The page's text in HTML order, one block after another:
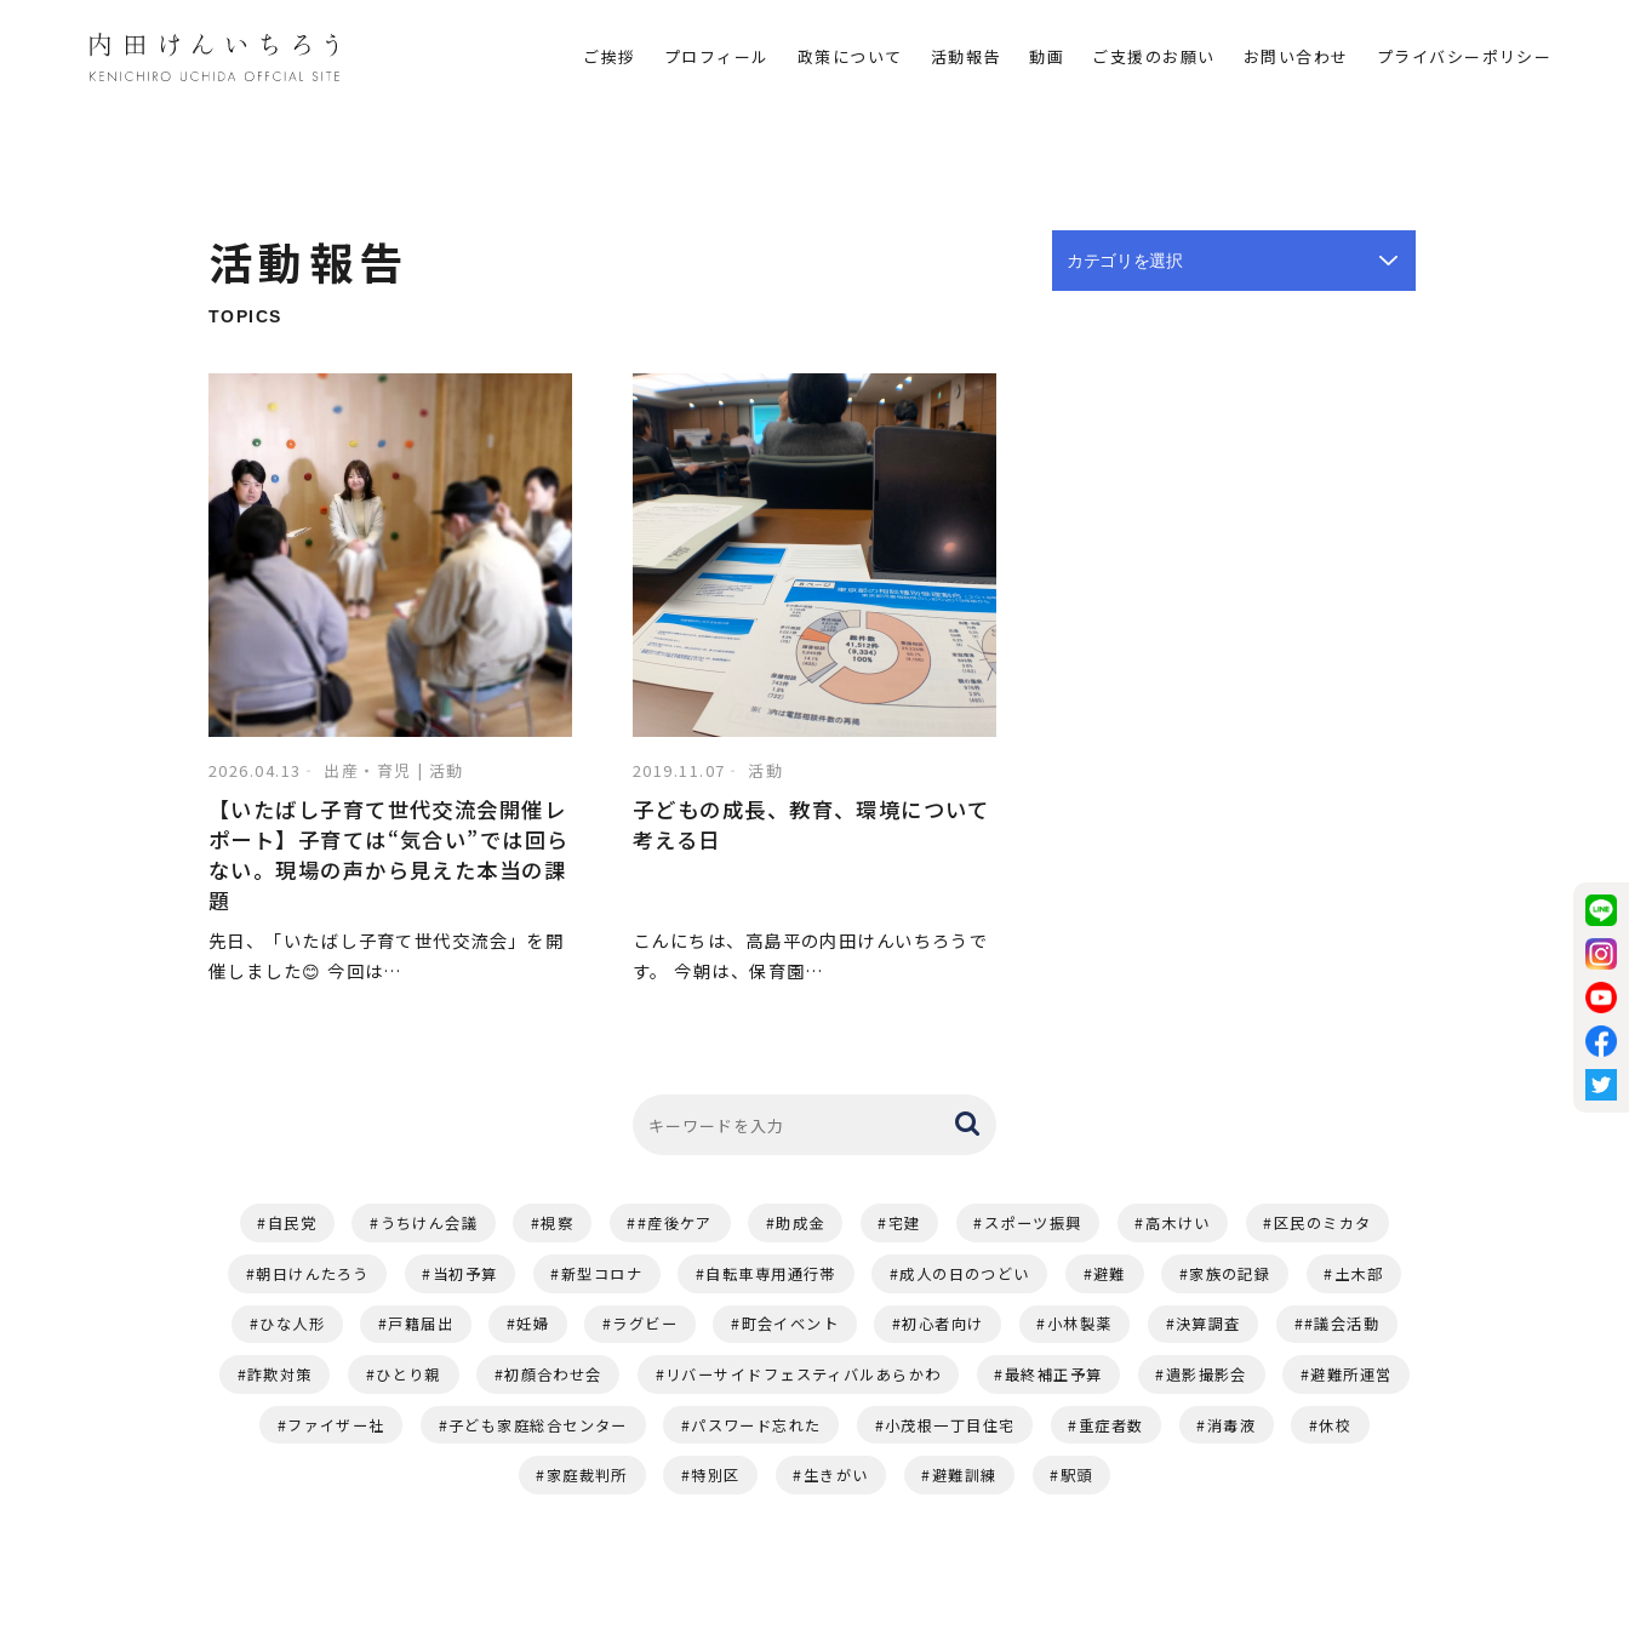
ご挨拶 プロフィール 政策について 活動報告 動画 ご支援のお願い お問い合わせ プライバシーポリシー
活動報告
TOPICS
2026.04.13 出産・育児 | 活動
【いたばし子育て世代交流会開催レ
ポート】子育ては“気合い”では回ら
ない。現場の声から見えた本当の課
題
先日、「いたばし子育て世代交流会」を開
催しました😊 今回は…
2019.11.07 活動
子どもの成長、教育、環境について
考える日
こんにちは、高島平の内田けんいちろうで
す。 今朝は、保育園…
自民党 うちけん会議 視察 #産後ケア 助成金 宅建 スポーツ振興 高木けい 区民のミカタ
朝日けんたろう 当初予算 新型コロナ 自転車専用通行帯 成人の日のつどい 避難 家族の記録 土木部
ひな人形 戸籍届出 妊婦 ラグビー 町会イベント 初心者向け 小林製薬 決算調査 #議会活動
詐欺対策 ひとり親 初顔合わせ会 リバーサイドフェスティバルあらかわ 最終補正予算 遺影撮影会 避難所運営
ファイザー社 子ども家庭総合センター パスワード忘れた 小茂根一丁目住宅 重症者数 消毒液 休校
家庭裁判所 特別区 生きがい 避難訓練 駅頭